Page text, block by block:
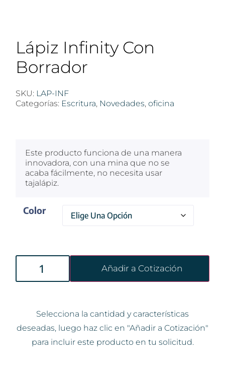
Lápiz Infinity Con
Borrador
SKU: LAP-INF
Categorías: Escritura, Novedades, oficina
Este producto funciona de una manera
innovadora, con una mina que no se
acaba fácilmente, no necesita usar
tajalápiz.
Color
Añadir a Cotización
Selecciona la cantidad y características
deseadas, luego haz clic en "Añadir a Cotización"
para incluir este producto en tu solicitud.